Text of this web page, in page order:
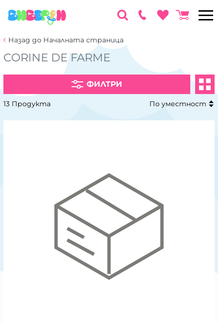
Назад до Началната страница
CORINE DE FARME
ФИЛТРИ
13 Продукта По уместност